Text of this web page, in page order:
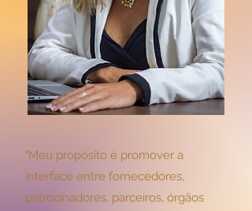
"Meu propósito é promover a
interface entre fornecedores,
patrocinadores, parceiros, órgãos